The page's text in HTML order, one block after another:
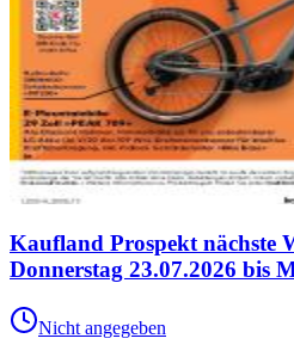
Kaufland Prospekt nächste
Donnerstag 23.07.2026 bis
Nicht angegeben